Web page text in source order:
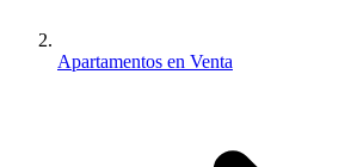
Apartamentos en Venta